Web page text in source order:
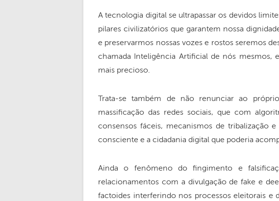
A tecnologia digital se ultrapassar os devidos
pilares civilizatórios que garantem nossa
e preservarmos nossas vozes e rostos seremos
chamada Inteligência Artificial de nós mesmos,
mais precioso.
Trata-se também de não renunciar ao
massificação das redes sociais, que com
consensos fáceis, mecanismos de tribalização
consciente e a cidadania digital que poderia
Ainda o fenômeno do fingimento e
relacionamentos com a divulgação de fake e
factoides interferindo nos processos eleitorais e